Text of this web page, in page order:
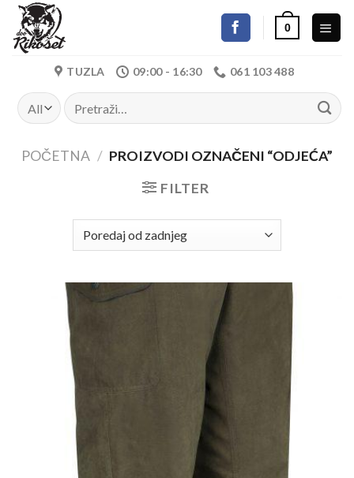
Skip
content
0
TUZLA 09:00 - 16:30 061 103 488
Pretraži:
POČETNA / PROIZVODI OZNAČENI “ODJEĆA”
FILTER